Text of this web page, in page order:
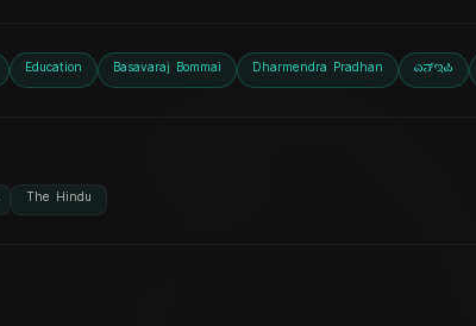
Education Basavaraj Bommai Dharmendra Pradhan ಎನ್‌ಇಪಿ
The Hindu